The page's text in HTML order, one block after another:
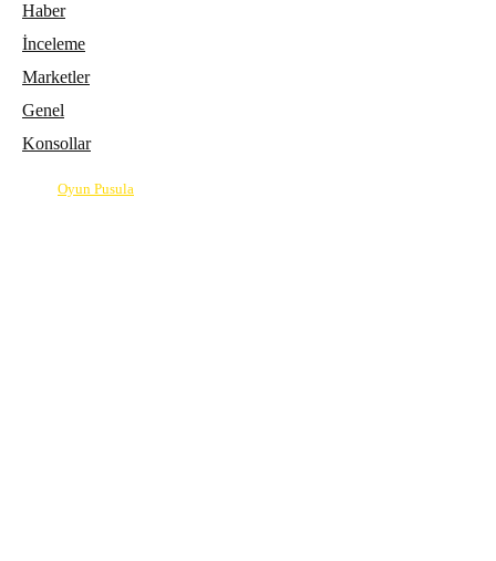
Haber
İnceleme
Marketler
Genel
Konsollar
Oyun Pusula